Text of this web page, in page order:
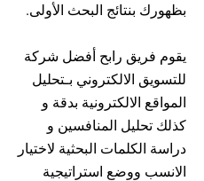
بظهورك بنتائج البحث الأولى.
يقوم فريق رابح أفضل شركة
للتسويق الالكتروني بـتحليل
المواقع الالكترونية بدقة و
كذلك تحليل المنافسين و
دراسة الكلمات البحثية لاختيار
الانسب ووضع استراتيجية